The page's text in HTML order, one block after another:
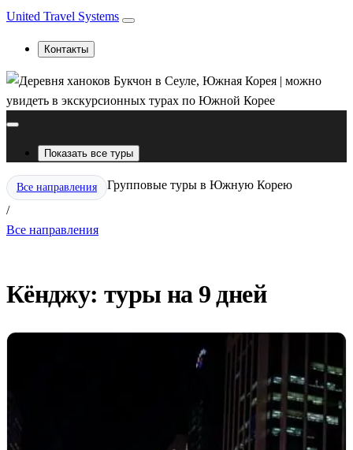
United Travel Systems
Контакты
Показать все туры
Все направления
/
Групповые туры в Южную Корею
Все направления
Кёнджу: туры на 9 дней